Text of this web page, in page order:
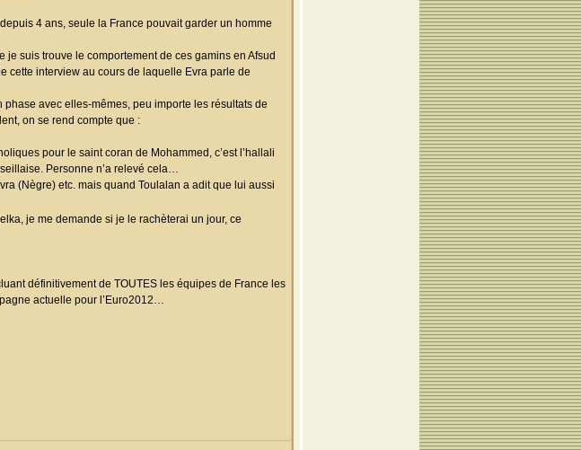
4 ans, seule la France pouvait garder un homme
suis trouve le comportement de ces gamins en Afsud
cette interview au cours de laquelle Evra parle de
avec elles-mêmes, peu importe les résultats de
on se rend compte que :
pour le saint coran de Mohammed, c’est l’hallali
Personne n’a relevé cela…
(Nègre) etc. mais quand Toulalan a adit que lui aussi
je me demande si je le rachèterai un jour, ce
définitivement de TOUTES les équipes de France les
actuelle pour l’Euro2012…